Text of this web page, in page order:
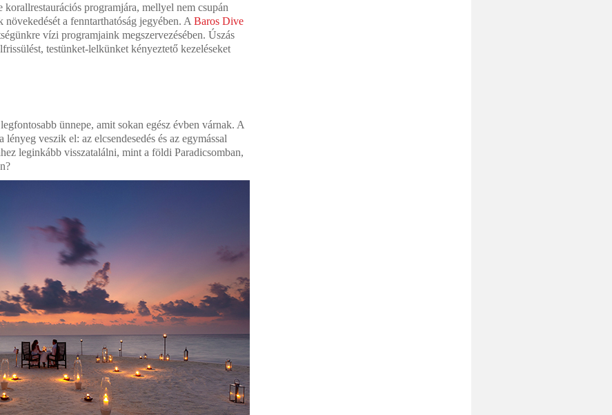
programjára, mellyel nem csupán
a fenntarthatóság jegyében. A Baros Dive
vízi programjaink megszervezésében. Úszás
testünket-lelkünket kényeztető kezeléseket
ünnepe, amit sokan egész évben várnak. A
veszik el: az elcsendesedés és az egymással
leginkább visszatalálni, mint a földi Paradicsomban,